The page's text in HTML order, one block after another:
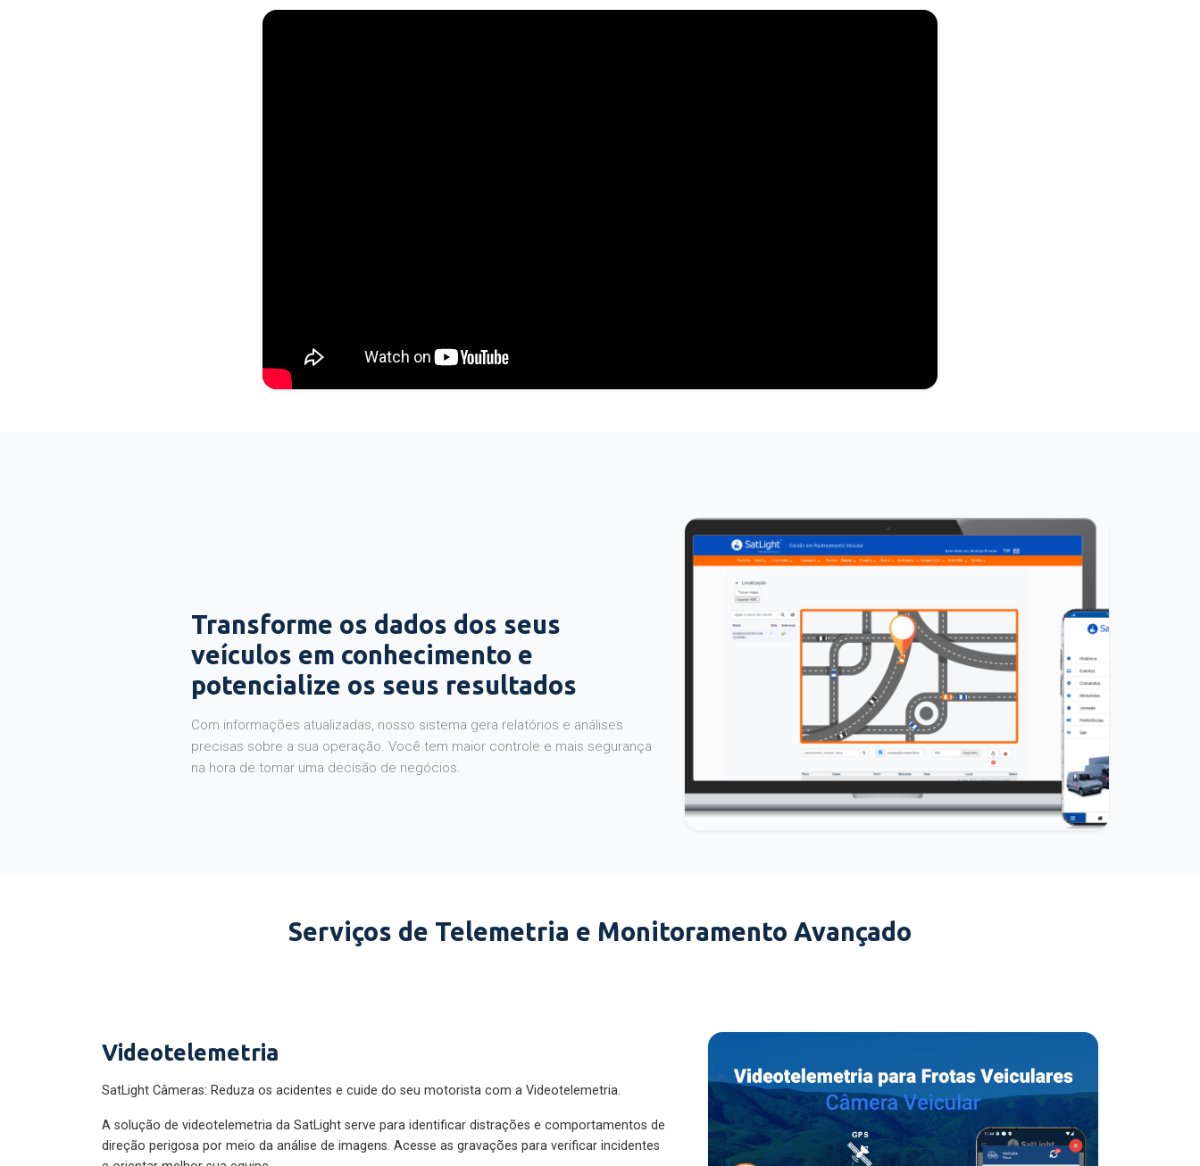
Transforme os dados dos seus
veículos em conhecimento e
potencialize os seus resultados
Com informações atualizadas, nosso sistema gera relatórios e análises
precisas sobre a sua operação. Você tem maior controle e mais segurança
na hora de tomar uma decisão de negócios.
Serviços de Telemetria e Monitoramento Avançado
Videotelemetria
SatLight Câmeras: Reduza os acidentes e cuide do seu motorista com a Videotelemetria.
A solução de videotelemetria da SatLight serve para identificar distrações e comportamentos de
direção perigosa por meio da análise de imagens. Acesse as gravações para verificar incidentes
e orientar melhor sua equipe.